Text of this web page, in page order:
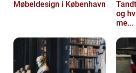
Møbeldesign i København
og
me...